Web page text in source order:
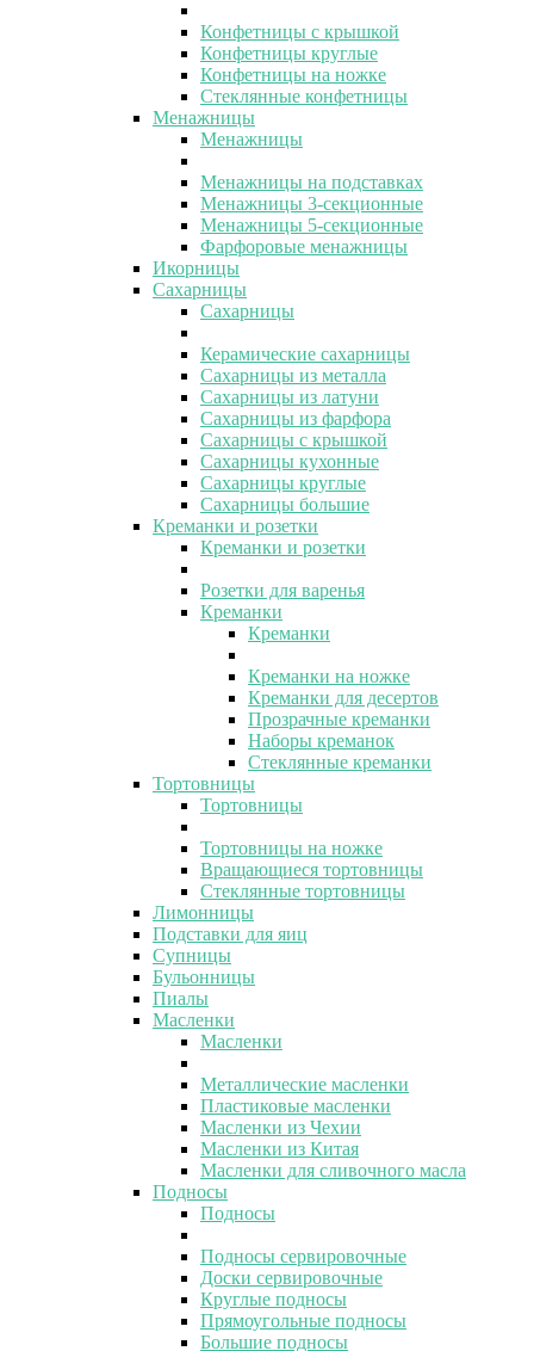
Конфетницы с крышкой
Конфетницы круглые
Конфетницы на ножке
Стеклянные конфетницы
Менажницы
Менажницы
Менажницы на подставках
Менажницы 3-секционные
Менажницы 5-секционные
Фарфоровые менажницы
Икорницы
Сахарницы
Сахарницы
Керамические сахарницы
Сахарницы из металла
Сахарницы из латуни
Сахарницы из фарфора
Сахарницы с крышкой
Сахарницы кухонные
Сахарницы круглые
Сахарницы большие
Креманки и розетки
Креманки и розетки
Розетки для варенья
Креманки
Креманки
Креманки на ножке
Креманки для десертов
Прозрачные креманки
Наборы креманок
Стеклянные креманки
Тортовницы
Тортовницы
Тортовницы на ножке
Вращающиеся тортовницы
Стеклянные тортовницы
Лимонницы
Подставки для яиц
Супницы
Бульонницы
Пиалы
Масленки
Масленки
Металлические масленки
Пластиковые масленки
Масленки из Чехии
Масленки из Китая
Масленки для сливочного масла
Подносы
Подносы
Подносы сервировочные
Доски сервировочные
Круглые подносы
Прямоугольные подносы
Большие подносы